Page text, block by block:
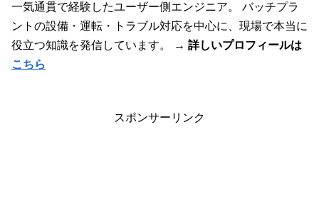
一気通貫で経験したユーザー側エンジニア。 バッチプラ
ントの設備・運転・トラブル対応を中心に、現場で本当に
役立つ知識を発信しています。
→ 詳しいプロフィールは
こちら
スポンサーリンク